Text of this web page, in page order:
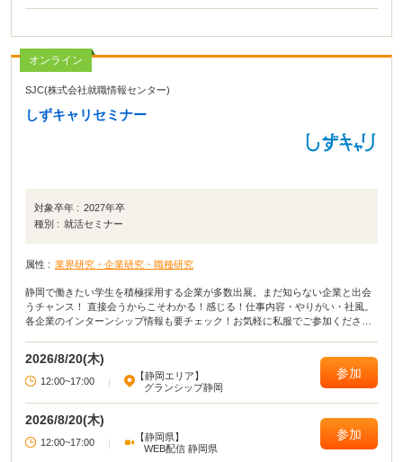
オンライン
SJC(株式会社就職情報センター)
しずキャリセミナー
対象卒年 : 2027年卒
種別 : 就活セミナー
属性 : 業界研究・企業研究・職種研究
静岡で働きたい学生を積極採用する企業が多数出展。まだ知らない企業と出会
うチャンス！ 直接会うからこそわかる！感じる！仕事内容・やりがい・社風。
各企業のインターンシップ情報も要チェック！お気軽に私服でご参加ください
2026/8/20(木)
12:00~17:00 |
【静岡エリア】
グランシップ静岡
参加
2026/8/20(木)
12:00~17:00 |
【静岡県】
WEB配信 静岡県
参加